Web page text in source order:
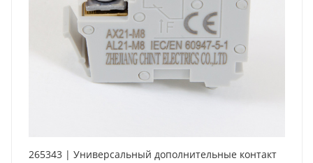
265343 | Универсальный дополнительные контакт